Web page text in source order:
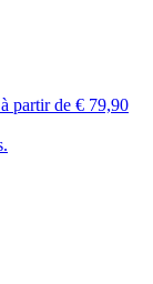
à partir de € 79,90